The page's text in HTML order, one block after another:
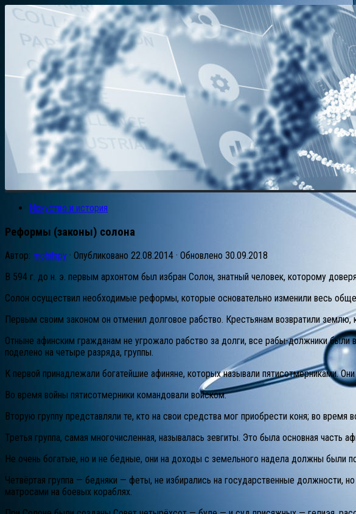
Искуство и история
Реформы (законы) солона
Автор: mobilspy · Опубликовано 22.08.2014 · Обновлено 30.09.2018
В 594 г. до н. э. первым архонтом был избран Солон, знатный человек, которому
Солон осуществил необходимые реформы, которые основательно изменили весь
Первым своим законом он отменил долговое рабство. Крестьянам возвратили землю,
Отныне афинским гражданам не угрожало рабство за долги, все рабы-должники
поделено на четыре разряда, группы.
К первой принадлежали богатейшие афиняне, которых называли пятисотмерниками.
Во время войны пятисотмерники командовали войском.
Вторую группу представляли те, кто на свои средства мог приобрести коня; во время
Третья группа, самая многочисленная, называлась зевгиты. Это была основная часть
Не очень богатые, но и не бедные, они на доходы с земельного надела должны были
Четвёртая группа — бедняки — феты, не избирались на государственные должности,
матросами на боевых кораблях.